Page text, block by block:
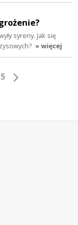
syreny. Jak się
» więcej
5